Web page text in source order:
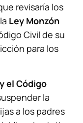
revisaría los
Ley Monzón
Civil de su
para los
el Código
la
a los padres